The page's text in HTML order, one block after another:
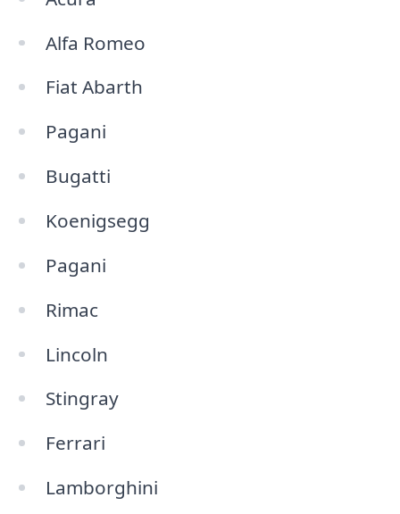
Alfa Romeo
Fiat Abarth
Pagani
Bugatti
Koenigsegg
Pagani
Rimac
Lincoln
Stingray
Ferrari
Lamborghini